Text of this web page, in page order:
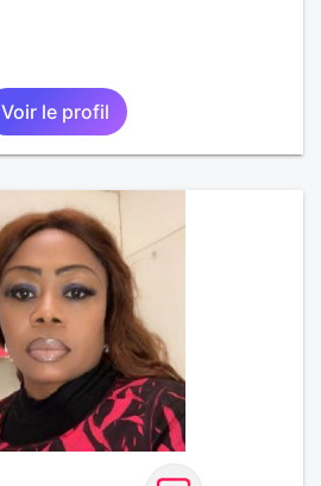
Voir le profil